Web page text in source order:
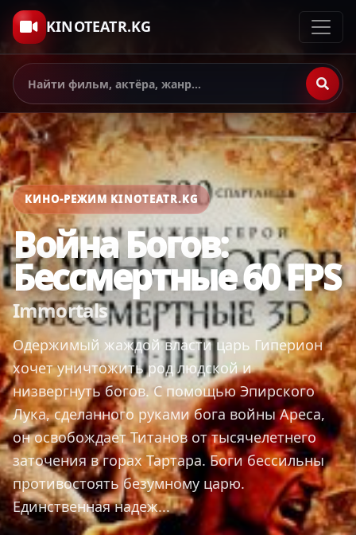
KINOTEATR.KG
КИНО-РЕЖИМ KINOTEATR.KG
Война Богов:
Бессмертные 60 FPS
Immortals
Одержимый жаждой власти царь Гиперион
хочет уничтожить род людской и
низвергнуть богов. С помощью Эпирского
Лука, сделанного руками бога войны Ареса,
он освобождает Титанов от тысячелетнего
заточения в горах Тартара. Боги бессильны
противостоять безумному царю.
Единственная надеж...